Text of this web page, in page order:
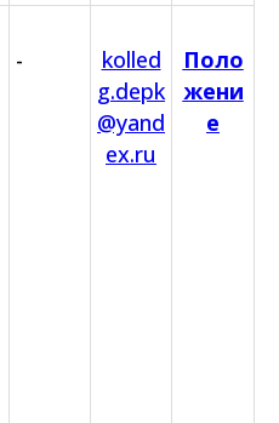
-
kolled
g.depk
@yand
ex.ru
Поло
жени
е